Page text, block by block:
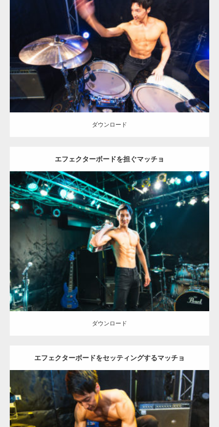
Update: 2023.02.11
ロックなマッチョ オレンジの人 AKIHITO(細マッチョ)
刀マッチョ 天神 (福岡)
ダウンロード
ダウンロード
エフェクターボードを担ぐマッチョ
Update:2023.02.11
ロックなマッチョ オレンジの人 AKIHITO(細マッチョ)
筋 天神 (福岡)
ダウンロード
ダウンロード
エフェクターボードをセッティングするマッチョ
Update:2023.02.11